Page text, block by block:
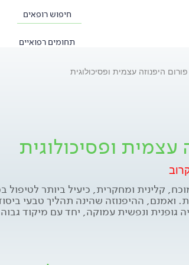
חיפוש רופאים
תחומים רפואיים
פורום היפנוזה עצמית ופסיכולוגית
עצמית ופסיכולוגית
קלינית ומחקרית, כיעיל ביותר לטיפול
ואמנם, ההיפנוזה שהינה תהליך טבעי
גופנית ונפשית עמוקה, יחד עם מיקוד גבוה
וייחודי זה, החלק התת-מודע של
והתנהגותנו, נגיש ומושפע יותר